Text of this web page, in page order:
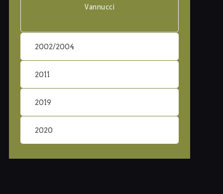
Vannucci
2002/2004
2011
2019
2020